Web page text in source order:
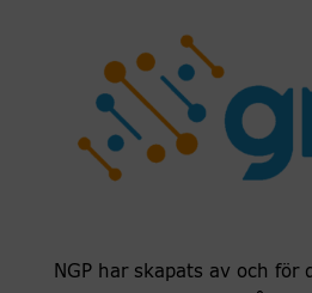
NGP har skapats av och för